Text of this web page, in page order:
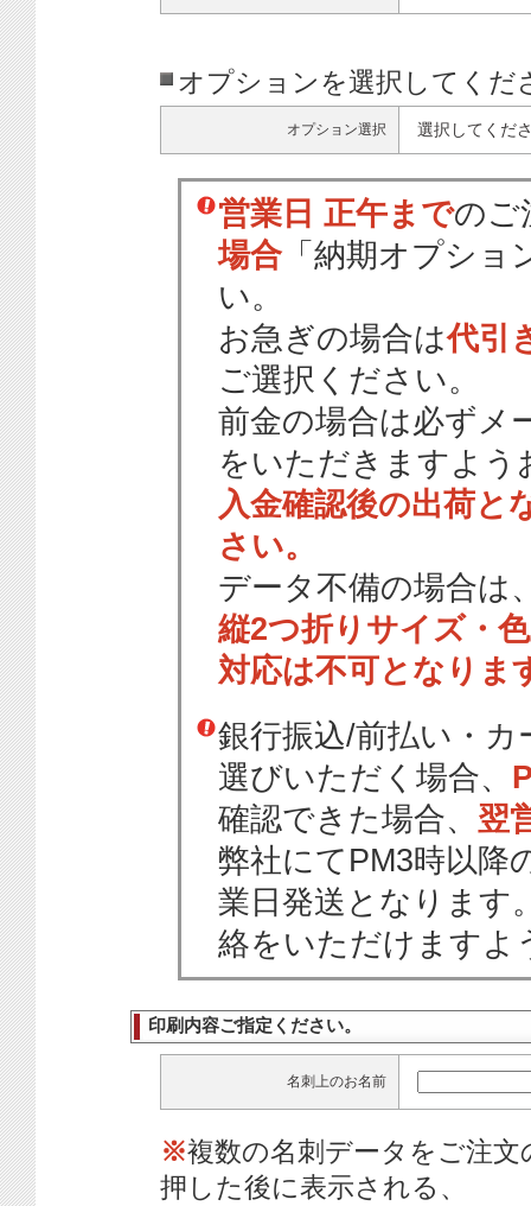
オプションを選択してくだ
オプション選択 選択してくだ
営業日 正午までのご
場合 「納期オプショ
い。
お急ぎの場合は代引
ご選択ください。
前金の場合は必ずメ
をいただきますよう
入金確認後の出荷と
さい。
データ不備の場合は
縦2つ折りサイズ・
対応は不可となりま
銀行振込/前払い・
選びいただく場合、
確認できた場合、 翌
弊社にてPM3時以降
業日発送となります
絡をいただけますよ
印刷内容ご指定ください。
名刺上のお名前
※複数の名刺データをご注
押した後に表示される、